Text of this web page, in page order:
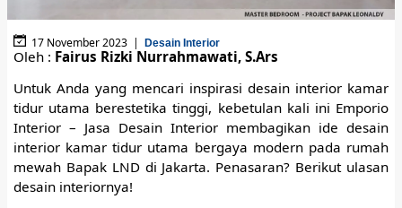
17 November 2023 |Desain Interior
Oleh : Fairus Rizki Nurrahmawati, S.Ars
Untuk Anda yang mencari inspirasi desain interior kamar
tidur utama berestetika tinggi, kebetulan kali ini Emporio
Interior – Jasa Desain Interior membagikan ide desain
interior kamar tidur utama bergaya modern pada rumah
mewah Bapak LND di Jakarta. Penasaran? Berikut ulasan
desain interiornya!